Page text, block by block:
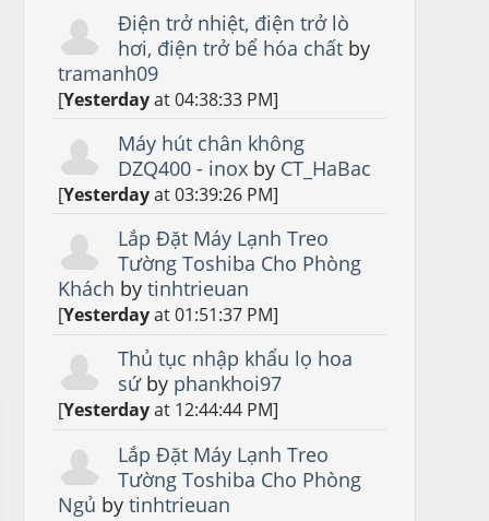
Điện trở nhiệt, điện trở lò
hơi, điện trở bể hóa chấtby
tramanh09
[Yesterdayat 04:38:33 PM]
Máy hút chân không
DZQ400 - inoxby CT_HaBac
[Yesterdayat 03:39:26 PM]
Lắp Đặt Máy Lạnh Treo
Tường Toshiba Cho Phòng
Khách bytinhtrieuan
[Yesterdayat 01:51:37 PM]
Thủ tục nhập khẩu lọ hoa
sứby phankhoi97
[Yesterdayat 12:44:44 PM]
Lắp Đặt Máy Lạnh Treo
Tường Toshiba Cho Phòng
Ngủ bytinhtrieuan